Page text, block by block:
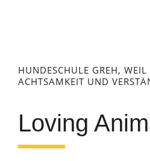
HUNDESCHULE GREH,
ACHTSAMKEIT UND
Loving